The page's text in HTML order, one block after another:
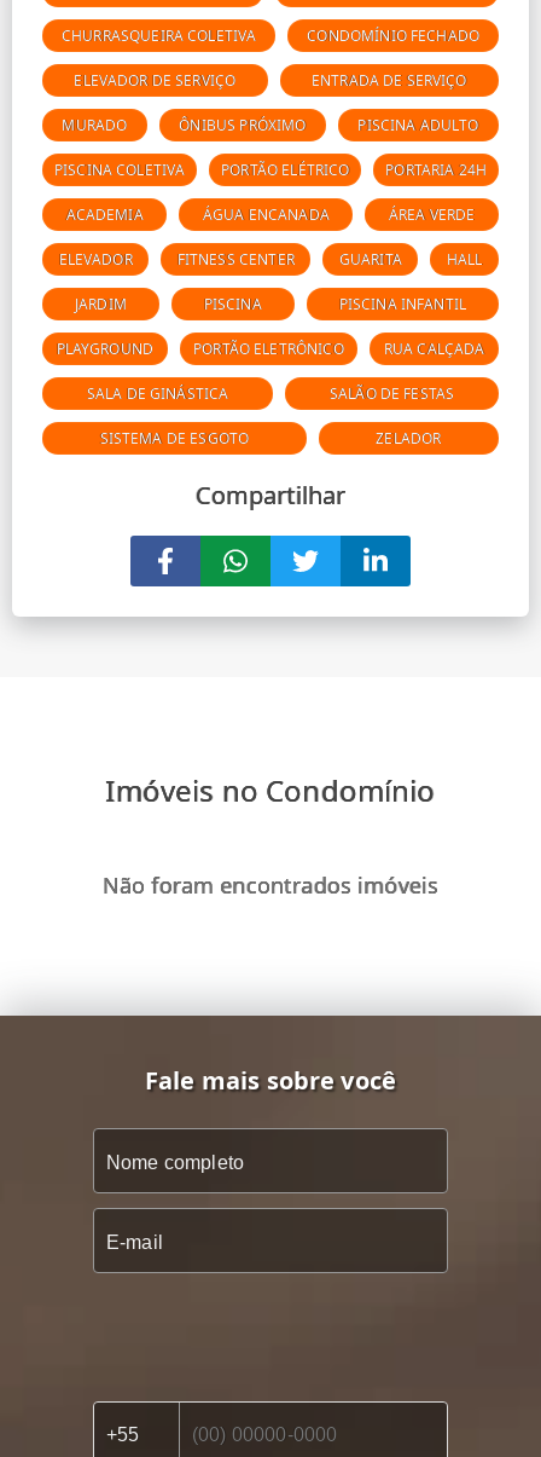
CHURRASQUEIRA COLETIVA CONDOMÍNIO FECHADO
ELEVADOR DE SERVIÇO ENTRADA DE SERVIÇO
MURADO ÔNIBUS PRÓXIMO PISCINA ADULTO
PISCINA COLETIVA PORTÃO ELÉTRICO PORTARIA 24H
ACADEMIA ÁGUA ENCANADA ÁREA VERDE
ELEVADOR FITNESS CENTER GUARITA HALL
JARDIM PISCINA PISCINA INFANTIL
PLAYGROUND PORTÃO ELETRÔNICO RUA CALÇADA
SALA DE GINÁSTICA SALÃO DE FESTAS
SISTEMA DE ESGOTO ZELADOR
Compartilhar
Imóveis no Condomínio
Não foram encontrados imóveis
Fale mais sobre você